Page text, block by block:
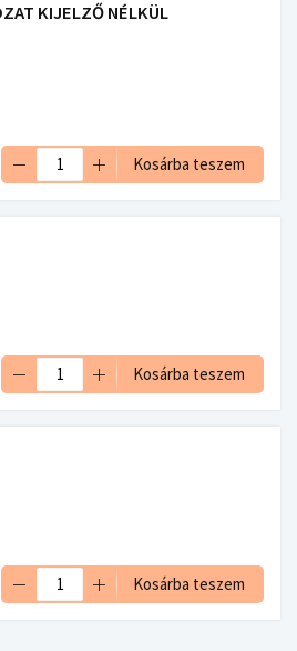
KIJELZŐ NÉLKÜL
Kosárba teszem
Kosárba teszem
Kosárba teszem